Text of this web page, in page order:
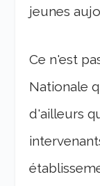
jeunes
Ce n'est
Nationale
d'ailleurs